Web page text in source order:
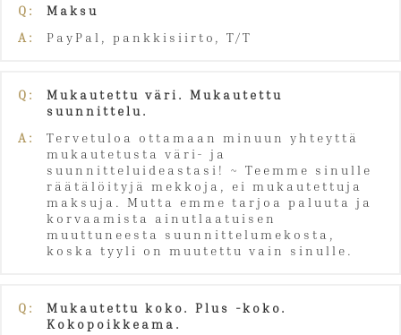
Q:
Maksu
A:
PayPal, pankkisiirto, T/T
Q:
Mukautettu väri. Mukautettu
suunnittelu.
A:
Tervetuloa ottamaan minuun yhteyttä
mukautetusta väri- ja
suunnitteluideastasi! ~ Teemme sinulle
räätälöityjä mekkoja, ei mukautettuja
maksuja. Mutta emme tarjoa paluuta ja
korvaamista ainutlaatuisen
muuttuneesta suunnittelumekosta,
koska tyyli on muutettu vain sinulle.
Q:
Mukautettu koko. Plus -koko.
Kokopoikkeama.